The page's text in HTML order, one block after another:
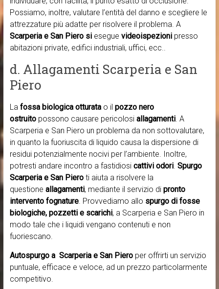
Possiamo, inoltre, valutare l’entità del danno e scegliere le
attrezzature più adatte per risolvere il problema. A
Scarperia e San Piero si esegue videoispezionipresso
abitazioni private, edifici industriali, uffici, ecc..
d. Allagamenti Scarperia e San
Piero
La fossa biologica otturatao il pozzo nero
ostruitopossono causare pericolosi allagamenti. A
Scarperia e San Piero un problema da non sottovalutare,
in quanto la fuoriuscita di liquido causa la dispersione di
residui potenzialmente nocivi per l’ambiente. Inoltre,
potresti andare incontro a fastidiosi cattivi odori. Spurgo
Scarperia e San Piero ti aiuta a risolvere la
questione allagamenti, mediante il servizio di pronto
intervento fognature. Provvediamo allo spurgo di fosse
biologiche, pozzetti e scarichi, a Scarperia e San Piero in
modo tale che i liquidi vengano contenuti e non
fuoriescano.
Autospurgo a Scarperia e San Piero per offrirti un servizio
puntuale, efficace e veloce, ad un prezzo particolarmente
competitivo.